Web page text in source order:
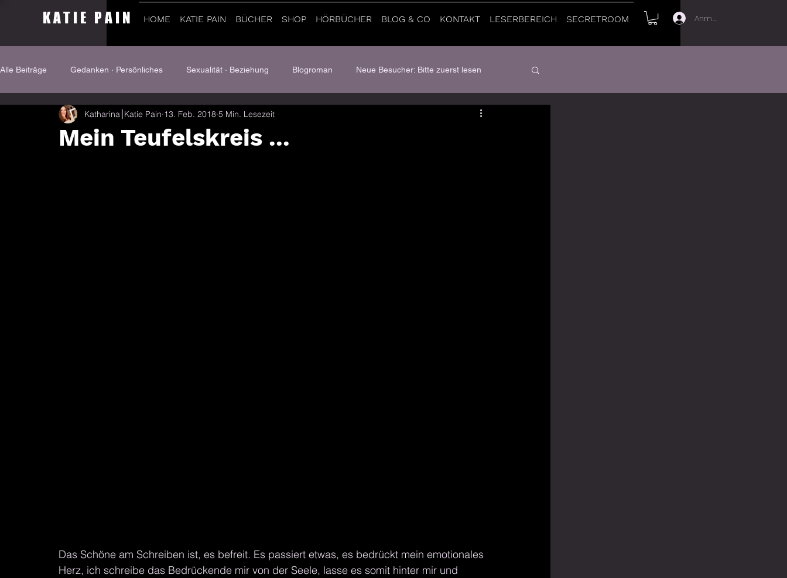
KATIE PAIN HOME KATIE PAIN BÜCHER SHOP HÖRBÜCHER BLOG & CO KONTAKT LESERBEREICH SECRETROOM Anmelden
Alle Beiträge Gedanken ∙ Persönliches Sexualität ∙ Beziehung Blogroman Neue Besucher: Bitte zuerst lesen
Gastbeiträge Dominanz & Submission
Mein Teufelskreis ...
Katharina⎮Katie Pain 13. Feb. 2018 5 Min. Lesezeit
Das Schöne am Schreiben ist, es befreit. Es passiert etwas, es bedrückt mein emotionales
Herz, ich schreibe das Bedrückende mir von der Seele, lasse es somit hinter mir und